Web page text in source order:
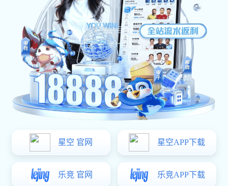
产品展示
智慧农贸 无人值守称重系统 电子汽车衡 电子地上衡